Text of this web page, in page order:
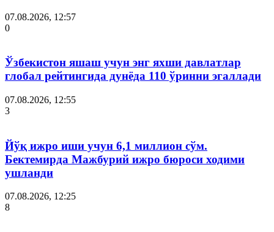
07.08.2026, 12:57
0
Ўзбекистон яшаш учун энг яхши давлатлар
глобал рейтингида дунёда 110 ўринни эгаллади
07.08.2026, 12:55
3
Йўқ ижро иши учун 6,1 миллион сўм.
Бектемирда Мажбурий ижро бюроси ходими
ушланди
07.08.2026, 12:25
8